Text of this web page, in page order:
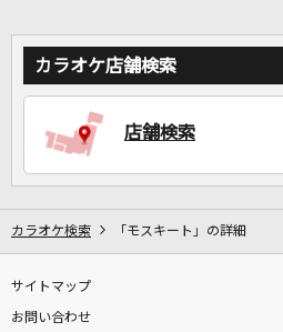
家族や友達と一緒に
カラオケ店舗検索
店舗検索
カラオケ検索 「モスキート」の詳細
サイトマップ
お問い合わせ